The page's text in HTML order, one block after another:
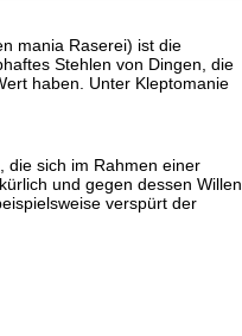
mania Raserei) ist die
Stehlen von Dingen, die
haben. Unter Kleptomanie
die sich im Rahmen einer
und gegen dessen Willen
verspürt der